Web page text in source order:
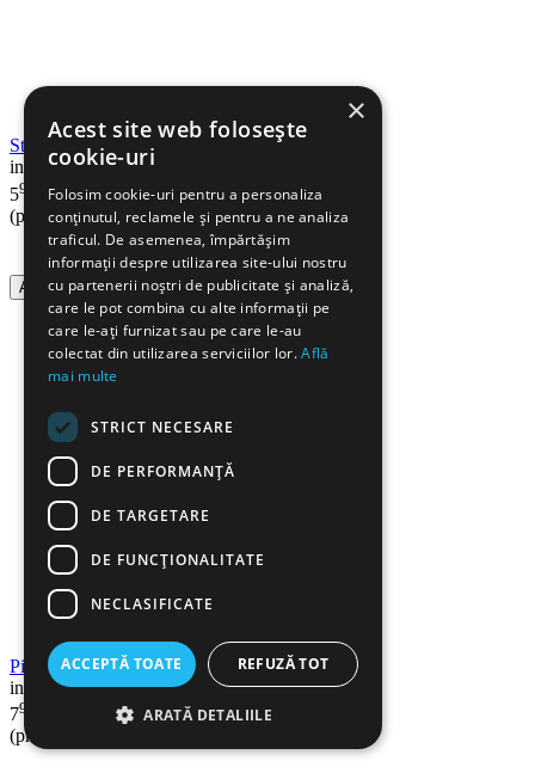
Stegulete colorate, rosu, 20 buc/cutie, ALCO
in stoc
590 Lei
(pret cu TVA inclus)
Adauga in cos
Pioneze panou pluta/texil, 100 buc/cutie, DELI
in stoc
799
(pret cu TVA inclus)
×
Acest site web folosește
cookie-uri
Folosim cookie-uri pentru a personaliza
conținutul, reclamele și pentru a ne analiza
traficul. De asemenea, împărtășim
informații despre utilizarea site-ului nostru
cu partenerii noștri de publicitate și analiză,
care le pot combina cu alte informații pe
care le-ați furnizat sau pe care le-au
colectat din utilizarea serviciilor lor.Află
mai multe
STRICT NECESARE
DE PERFORMANȚĂ
DE TARGETARE
DE FUNCŢIONALITATE
NECLASIFICATE
ACCEPTĂ TOATE REFUZĂ TOT
ARATĂ DETALIILE